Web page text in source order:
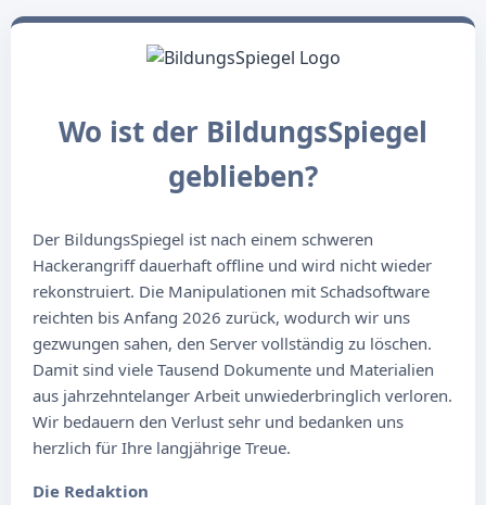
Wo ist der BildungsSpiegel
geblieben?
Der BildungsSpiegel ist nach einem schweren
Hackerangriff dauerhaft offline und wird nicht wieder
rekonstruiert. Die Manipulationen mit Schadsoftware
reichten bis Anfang 2026 zurück, wodurch wir uns
gezwungen sahen, den Server vollständig zu löschen.
Damit sind viele Tausend Dokumente und Materialien
aus jahrzehntelanger Arbeit unwiederbringlich verloren.
Wir bedauern den Verlust sehr und bedanken uns
herzlich für Ihre langjährige Treue.
Die Redaktion